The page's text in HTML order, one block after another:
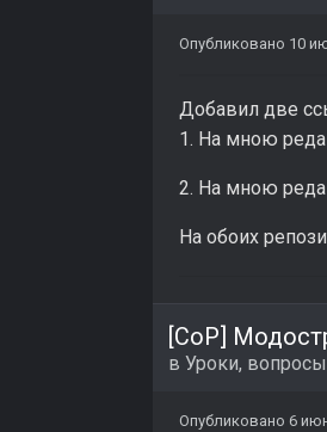
Опубликовано 10
Добавил две
1. На мною
2. На мною
На обоих
[CoP]
в Уроки,
Опубликовано 6